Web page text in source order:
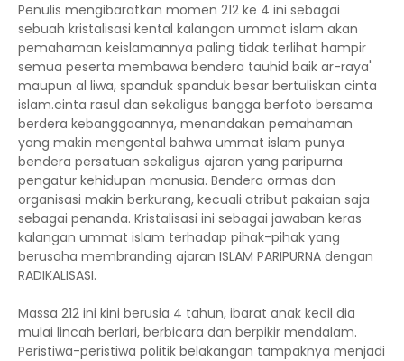
Penulis mengibaratkan momen 212 ke 4 ini sebagai
sebuah kristalisasi kental kalangan ummat islam akan
pemahaman keislamannya paling tidak terlihat hampir
semua peserta membawa bendera tauhid baik ar-raya'
maupun al liwa, spanduk spanduk besar bertuliskan cinta
islam.cinta rasul dan sekaligus bangga berfoto bersama
berdera kebanggaannya, menandakan pemahaman
yang makin mengental bahwa ummat islam punya
bendera persatuan sekaligus ajaran yang paripurna
pengatur kehidupan manusia. Bendera ormas dan
organisasi makin berkurang, kecuali atribut pakaian saja
sebagai penanda. Kristalisasi ini sebagai jawaban keras
kalangan ummat islam terhadap pihak-pihak yang
berusaha membranding ajaran ISLAM PARIPURNA dengan
RADIKALISASI.
Massa 212 ini kini berusia 4 tahun, ibarat anak kecil dia
mulai lincah berlari, berbicara dan berpikir mendalam.
Peristiwa-peristiwa politik belakangan tampaknya menjadi